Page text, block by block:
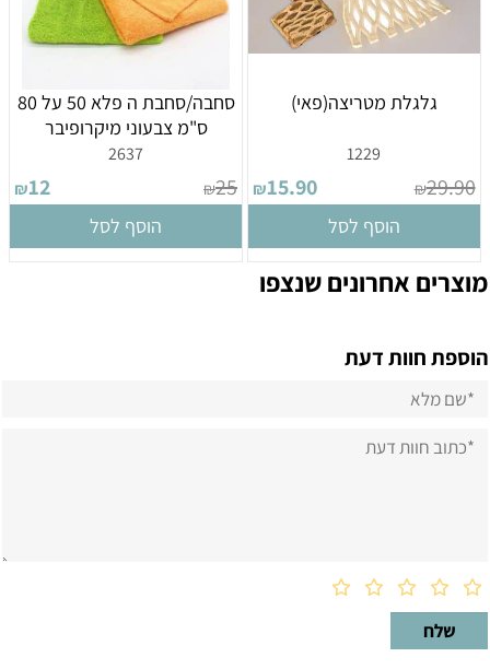
גלגלת מטריצה(פאי)
1229
₪29.90
₪15.90
הוסף לסל
סחבה/סחבת ה פלא 50 על 80
ס"מ צבעוני מיקרופיבר
2637
₪25
₪12
הוסף לסל
מוצרים אחרונים שנצפו
הוספת חוות דעת